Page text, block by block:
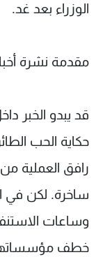
الوزراء بعد غد.
مقدمة نشرة
قد يبدو الخبر
حكاية الحب
رافق العملية
ساخرة. لكن في
وساعات
خطف